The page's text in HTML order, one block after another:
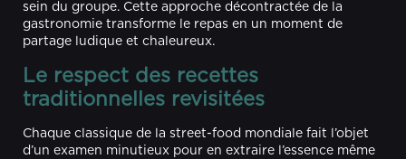
sein du groupe. Cette approche décontractée de la
gastronomie transforme le repas en un moment de
partage ludique et chaleureux.
Le respect des recettes
traditionnelles revisitées
Chaque classique de la street-food mondiale fait l’objet
d’un examen minutieux pour en extraire l’essence même